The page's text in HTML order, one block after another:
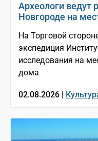
Археологи ведут
Новгороде на
На Торговой
экспедиция
исследования на
дома
02.08.2026 |